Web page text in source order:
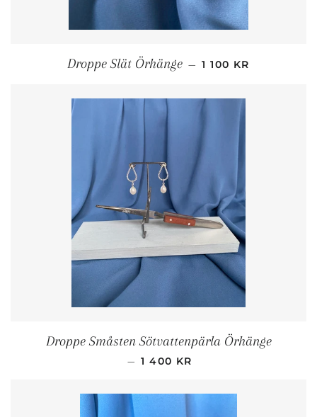
Droppe Slät Örhänge — ORDINARIE PRIS
1 100 KR
Droppe Småsten Sötvattenpärla Örhänge
— ORDINARIE PRIS
1 400 KR